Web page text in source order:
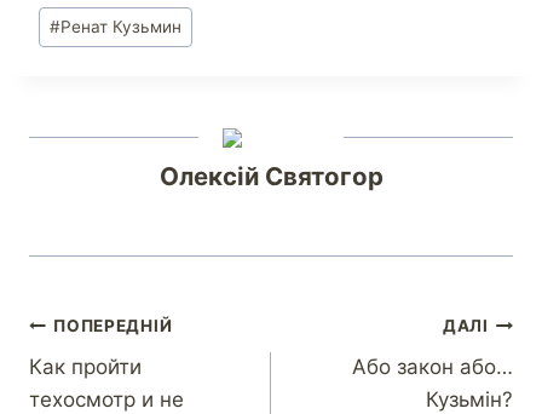
#Ренат Кузьмин
Олексій Святогор
ПОПЕРЕДНІЙ
Как пройти
техосмотр и не
ДАЛІ
Або закон або…
Кузьмін?